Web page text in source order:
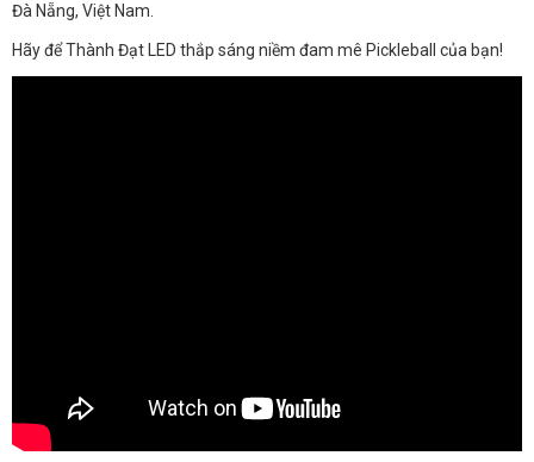
Đà Nẵng, Việt Nam.
Hãy để Thành Đạt LED thắp sáng niềm đam mê Pickleball của bạn!